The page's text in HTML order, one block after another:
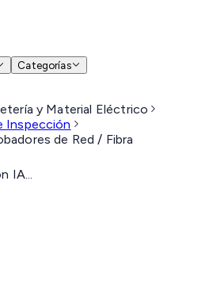
Categorías
y Material Eléctrico
Inspección
de Red / Fibra
IA...